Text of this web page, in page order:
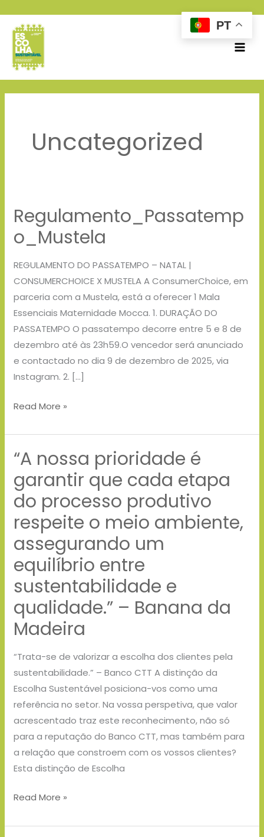
content
Uncategorized
Regulamento_Passatemp
o_Mustela
REGULAMENTO DO PASSATEMPO – NATAL |
CONSUMERCHOICE X MUSTELA A ConsumerChoice, em
parceria com a Mustela, está a oferecer 1 Mala
Essenciais Maternidade Mocca. 1. DURAÇÃO DO
PASSATEMPO O passatempo decorre entre 5 e 8 de
dezembro até às 23h59.O vencedor será anunciado
e contactado no dia 9 de dezembro de 2025, via
Instagram. 2. […]
Regulamento_Passatempo_Mustela
Read More »
“A nossa prioridade é
garantir que cada etapa
do processo produtivo
respeite o meio ambiente,
assegurando um
equilíbrio entre
sustentabilidade e
qualidade.” – Banana da
Madeira
“Trata-se de valorizar a escolha dos clientes pela
sustentabilidade.” – Banco CTT A distinção da
Escolha Sustentável posiciona-vos como uma
referência no setor. Na vossa perspetiva, que valor
acrescentado traz este reconhecimento, não só
para a reputação do Banco CTT, mas também para
a relação que constroem com os vossos clientes?
Esta distinção de Escolha
“A
prioridade
é
garantir
cada
etapa
do
processo
produtivo
respeite
meio
ambiente,
assegurando
um
equilíbrio
entre
sustentabilidade
e
Read More »
PT